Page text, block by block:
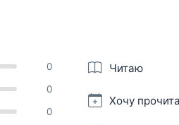
0
0
0
Читаю
Хочу